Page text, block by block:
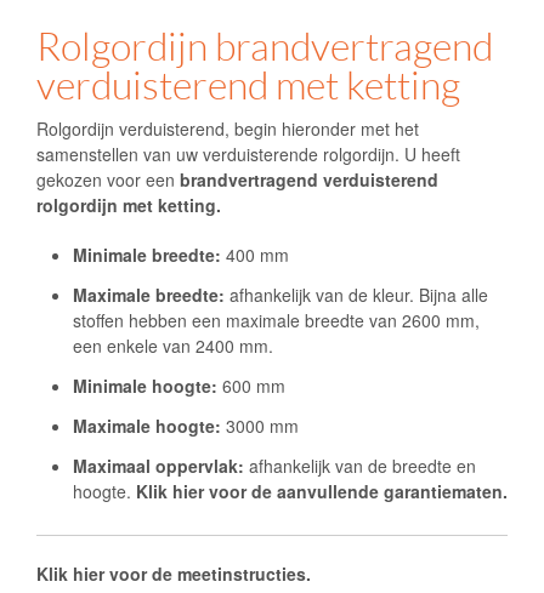
Rolgordijn brandvertragend
verduisterend met ketting
Rolgordijn verduisterend, begin hieronder met het
samenstellen van uw verduisterende rolgordijn. U heeft
gekozen voor een brandvertragend verduisterend
rolgordijn met ketting.
Minimale breedte: 400 mm
Maximale breedte: afhankelijk van de kleur. Bijna alle
stoffen hebben een maximale breedte van 2600 mm,
een enkele van 2400 mm.
Minimale hoogte: 600 mm
Maximale hoogte: 3000 mm
Maximaal oppervlak: afhankelijk van de breedte en
hoogte. Klik hier voor de aanvullende garantiematen.
Klik hier voor de meetinstructies.